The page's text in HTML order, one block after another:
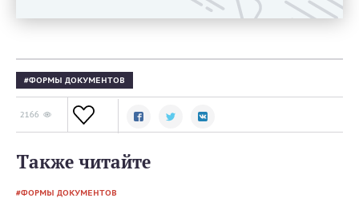
ФОРМЫ ДОКУМЕНТОВ
2166
Также читайте
ФОРМЫ ДОКУМЕНТОВ